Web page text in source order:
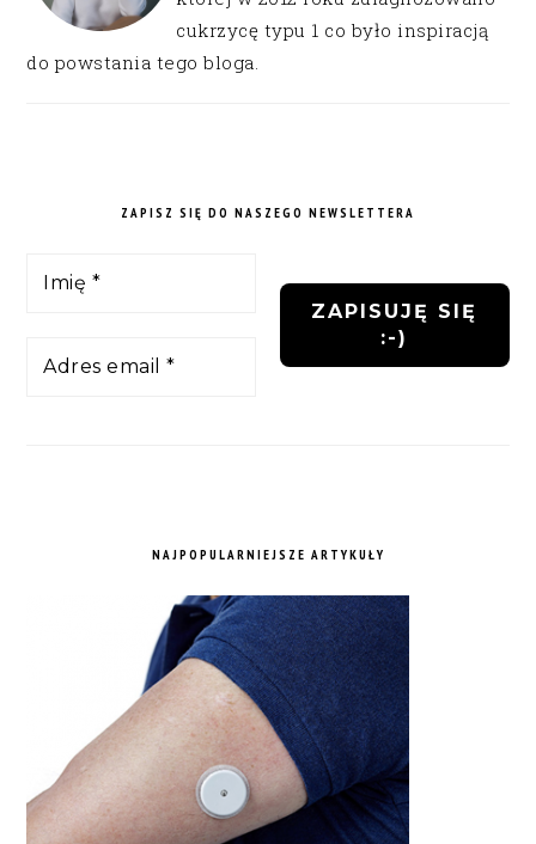
cukrzycę typu 1 co było inspiracją
do powstania tego bloga.
ZAPISZ SIĘ DO NASZEGO NEWSLETTERA
NAJPOPULARNIEJSZE ARTYKUŁY